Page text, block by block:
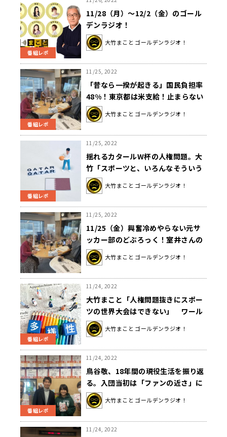
番組レポ
11/28（月）～12/2（金）のゴール
デンラジオ！
大竹まこと ゴールデンラジオ！
番組レポ
11/25, 2022
「昔なら一揆が起きる」国民負担率
48%！東京都は米支給！止まらない
物価高・増税・低賃金…日本はこれ
からどうなるの？
大竹まこと ゴールデンラジオ！
番組レポ
11/25, 2022
揺れるカタールW杯の人権問題。大
竹「スポーツと、いろんなそういう
問題が切り離せなくなってることも
確か」
大竹まこと ゴールデンラジオ！
11/25, 2022
11/25（金）興奮冷めやらない元サ
ッカー部のどぶろっく！室井さんの
赤ペラもお楽しみに！
大竹まこと ゴールデンラジオ！
番組レポ
11/24, 2022
大竹まこと「人権問題抜きにスポー
ツの世界大会はできない」 ワール
ドカップ・ドイツ代表のポーズの意
味は？
大竹まこと ゴールデンラジオ！
番組レポ
11/24, 2022
鳥谷敬、18年間の現役生活を振り返
る。入団当初は「ファンの近さ」に
驚いた!?
大竹まこと ゴールデンラジオ！
11/24, 2022